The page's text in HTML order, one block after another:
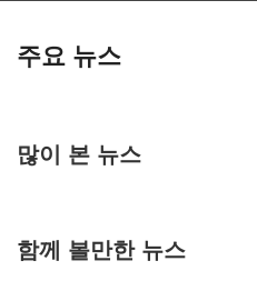
주요 뉴스
많이 본 뉴스
함께 볼만한 뉴스